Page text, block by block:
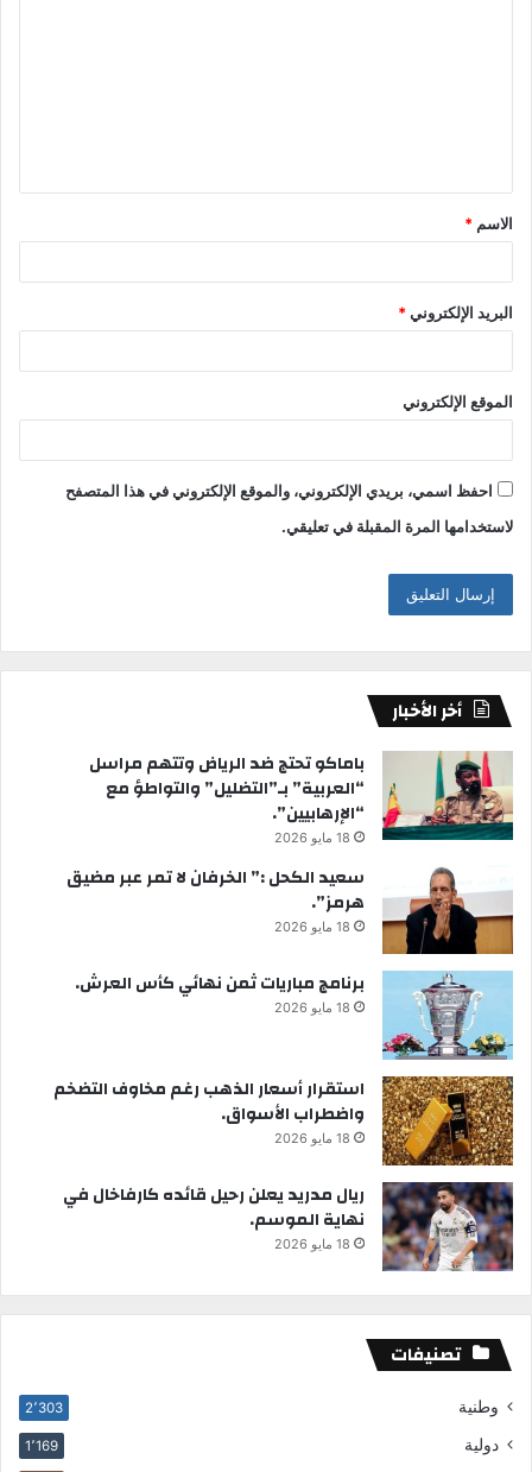
ق
*
الاسم *
البريد الإلكتروني*
الموقع الإلكتروني
احفظ اسمي، بريدي الإلكتروني، والموقع الإلكتروني في هذا المتصفح
لاستخدامها المرة المقبلة في تعليقي.
أخر الأخبار
باماكو تحتج ضد الرياض وتتهم مراسل
“العربية” بـ”التضليل” والتواطؤ مع
“الإرهابيين”.
18 مايو 2026
سعيد الكحل :” الخرفان لا تمر عبر مضيق
هرمز”.
18 مايو 2026
برنامج مباريات ثمن نهائي كأس العرش.
18 مايو 2026
استقرار أسعار الذهب رغم مخاوف التضخم
واضطراب الأسواق.
18 مايو 2026
ريال مدريد يعلن رحيل قائده كارفاخال في
نهاية الموسم.
18 مايو 2026
تصنيفات
وطنية 2٬303
دولية 1٬169